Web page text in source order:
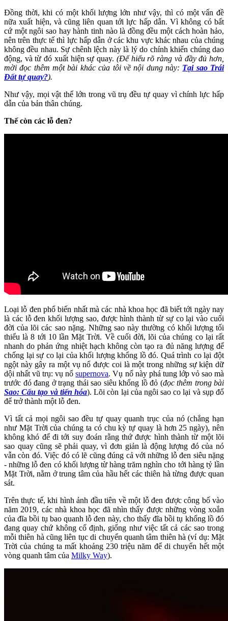
Đồng thời, khi có một khối lượng lớn như vậy, thì có một vấn đề
nữa xuất hiện, và cũng liên quan tới lực hấp dẫn. Vì không có bất
cứ một ngôi sao hay hành tinh nào là đồng đều một cách hoàn hảo,
nên trên thực tế thì lực hấp dẫn ở các khu vực khác nhau của chúng
không đều nhau. Sự chênh lệch này là lý do chính khiến chúng dao
động, và từ đó xuất hiện sự quay. (Để hiểu rõ ràng và đầy đủ hơn,
mời đọc thêm một bài khác của tôi về nội dung này: Tại sao Trái
Đất tự quay?).
Như vậy, mọi vật thể lớn trong vũ trụ đều tự quay vì chính lực hấp
dẫn của bản thân chúng.
Thế còn các lỗ đen?
Loại lỗ đen phổ biến nhất mà các nhà khoa học đã biết tới ngày nay
là các lỗ đen khối lượng sao, được hình thành từ sự co lại vào cuối
đời của lõi các sao nặng. Những sao này thường có khối lượng tối
thiểu là 8 tới 10 lần Mặt Trời. Về cuối đời, lõi của chúng co lại rất
nhanh do phản ứng nhiệt hạch không còn tạo ra đủ năng lượng để
chống lại sự co lại của khối lượng khổng lồ đó. Quá trình co lại đột
ngột này gây ra một vụ nổ được coi là một trong những sự kiện dữ
dội nhất vũ trụ: vụ nổsupernova. Vụ nổ này phá tung lớp vỏ sao mà
trước đó đang ở trạng thái sao siêu khổng lồ đỏ (đọc thêm trong bài
Sao: Cấu tạo và tiến hóa). Lõi còn lại của ngôi sao co lại và sụp đổ
để trở thành một lỗ đen.
Vì tất cả mọi ngôi sao đều tự quay quanh trục của nó (chẳng hạn
như Mặt Trời của chúng ta có chu kỳ tự quay là hơn 25 ngày), nên
không khó để đi tới suy đoán rằng thứ được hình thành từ một lõi
sao quay cũng sẽ phải quay, vì đơn giản là động lượng đó của nó
vẫn còn đó. Việc đó có lẽ cũng đúng cả với những lỗ đen siêu nặng
- những lỗ đen có khối lượng từ hàng trăm nghìn cho tới hàng tỷ lần
Mặt Trời, nằm ở trung tâm của hầu hết các thiên hà từng được quan
sát.
Trên thực tế, khi hình ảnh đầu tiên về một lỗ đen được công bố vào
năm 2019, các nhà khoa học đã nhìn thấy được những vòng xoắn
của đĩa bồi tụ bao quanh lỗ đen này, cho thấy đĩa bồi tụ khổng lồ đó
đang quay chứ không cố định, giống như việc tất cả các sao trong
mỗi thiên hà cũng liên tục di chuyển quanh tâm thiên hà (ví dụ: Mặt
Trời của chúng ta mất khoảng 230 triệu năm để di chuyển hết một
vòng quanh tâm của Milky Way).